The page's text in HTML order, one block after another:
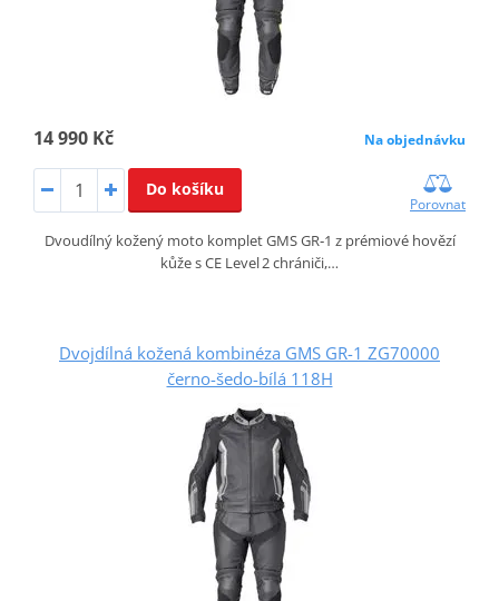
14 990 Kč Na objednávku
Do košíku
Porovnat
Dvoudílný kožený moto komplet GMS GR‑1 z prémiové hovězí
kůže s CE Level 2 chrániči,…
Dvojdílná kožená kombinéza GMS GR-1 ZG70000
černo-šedo-bílá 118H